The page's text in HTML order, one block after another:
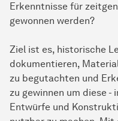
Erkenntnisse für
gewonnen werden?
Ziel ist es, historische
dokumentieren,
zu begutachten und
zu gewinnen um diese
Entwürfe und